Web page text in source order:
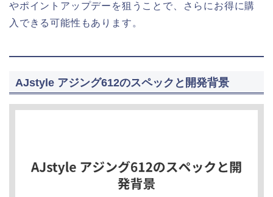
やポイントアップデーを狙うことで、さらにお得に購
入できる可能性もあります。
AJstyle アジング612のスペックと開発背景